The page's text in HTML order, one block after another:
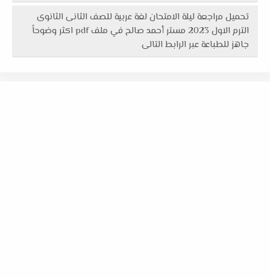
تحميل مراجعة ليلة الامتحان لغة عربية للصف الثانى الثانوى
الترم الاول 2023 مستر أحمد صالح في ملف pdf اكثر وضوحاً
جاهز للطباعة عبر الرابط التالى